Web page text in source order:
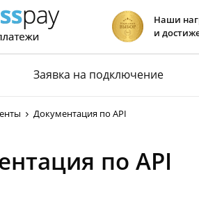
Наши
и
Хостинг
Заявка на подключение
Документация по API
по API